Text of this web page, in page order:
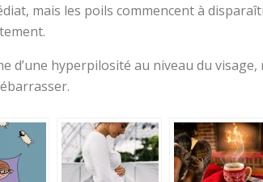
mais les poils commencent à
d’une hyperpilosité au niveau du